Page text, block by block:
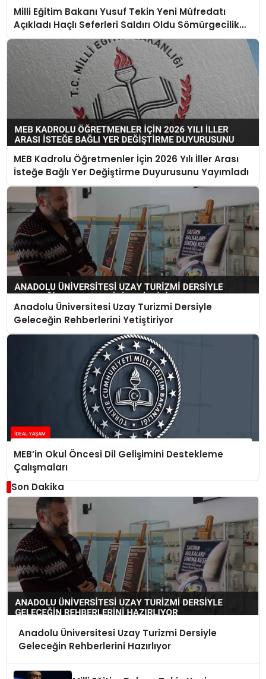
Milli Eğitim Bakanı Yusuf Tekin Yeni Müfredatı
Açıkladı Haçlı Seferleri Saldırı Oldu Sömürgecilik
Keşif Yerine Geçti
MEB Kadrolu Öğretmenler İçin 2026 Yılı İller Arası
İsteğe Bağlı Yer Değiştirme Duyurusunu Yayımladı
Anadolu Üniversitesi Uzay Turizmi Dersiyle
Geleceğin Rehberlerini Yetiştiriyor
MEB’in Okul Öncesi Dil Gelişimini Destekleme
Çalışmaları
Son Dakika
Anadolu Üniversitesi Uzay Turizmi Dersiyle
Geleceğin Rehberlerini Hazırlıyor